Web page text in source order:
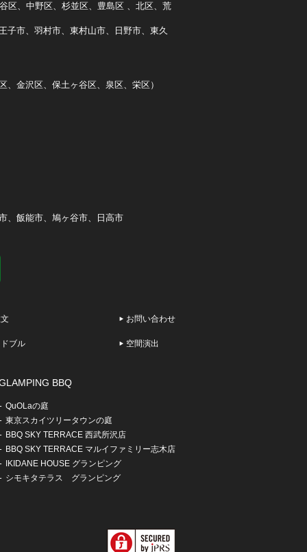
区、中野区、杉並区、豊島区 、北区、荒
子市、羽村市、東村山市、日野市、東久
金沢区、保土ヶ谷区、泉区、栄区）
、飯能市、鳩ヶ谷市、日高市
ブル
お問い合わせ
空間演出
BBQ
QuOLaの庭
東京スカイツリータウンの庭
BBQ SKY TERRACE 西武所沢店
BBQ SKY TERRACE マルイファミリー志木店
IKIDANE HOUSE グランピング
シモキタテラス グランピング